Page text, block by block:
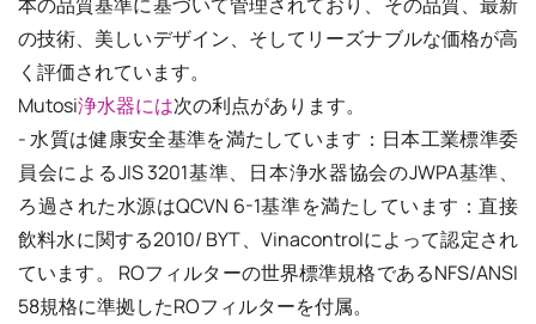
の技術、美しいデザイン、そしてリーズナブルな価格が高
く評価されています。
Mutosi浄水器には次の利点があります。
- 水質は健康安全基準を満たしています：日本工業標準委
員会によるJIS 3201基準、日本浄水器協会のJWPA基準、
ろ過された水源はQCVN 6-1基準を満たしています：直接
飲料水に関する2010/ BYT、Vinacontrolによって認定され
ています。 ROフィルターの世界標準規格であるNFS/ANSI
58規格に準拠したROフィルターを付属。